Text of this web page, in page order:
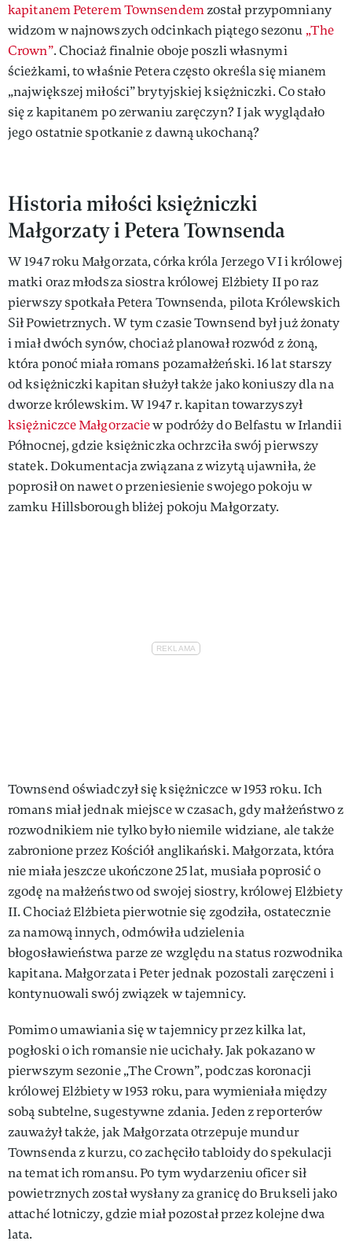
kapitanem Peterem Townsendemzostał przypomniany
widzom w najnowszych odcinkach piątego sezonu „The
Crown”. Chociaż finalnie oboje poszli własnymi
ścieżkami, to właśnie Petera często określa się mianem
„największej miłości” brytyjskiej księżniczki. Co stało
się z kapitanem po zerwaniu zaręczyn? I jak wyglądało
jego ostatnie spotkanie z dawną ukochaną?
Historia miłości księżniczki
Małgorzaty i Petera Townsenda
W 1947 roku Małgorzata, córka króla Jerzego VI i królowej
matki oraz młodsza siostra królowej Elżbiety II po raz
pierwszy spotkała Petera Townsenda, pilota Królewskich
Sił Powietrznych. W tym czasie Townsend był już żonaty
i miał dwóch synów, chociaż planował rozwód z żoną,
która ponoć miała romans pozamałżeński. 16 lat starszy
od księżniczki kapitan służył także jako koniuszy dla na
dworze królewskim. W 1947 r. kapitan towarzyszył
księżniczce Małgorzaciew podróży do Belfastu w Irlandii
Północnej, gdzie księżniczka ochrzciła swój pierwszy
statek. Dokumentacja związana z wizytą ujawniła, że
poprosił on nawet o przeniesienie swojego pokoju w
zamku Hillsborough bliżej pokoju Małgorzaty.
Townsend oświadczył się księżniczce w 1953 roku. Ich
romans miał jednak miejsce w czasach, gdy małżeństwo z
rozwodnikiem nie tylko było niemile widziane, ale także
zabronione przez Kościół anglikański. Małgorzata, która
nie miała jeszcze ukończone 25 lat, musiała poprosić o
zgodę na małżeństwo od swojej siostry, królowej Elżbiety
II. Chociaż Elżbieta pierwotnie się zgodziła, ostatecznie
za namową innych, odmówiła udzielenia
błogosławieństwa parze ze względu na status rozwodnika
kapitana. Małgorzata i Peter jednak pozostali zaręczeni i
kontynuowali swój związek w tajemnicy.
Pomimo umawiania się w tajemnicy przez kilka lat,
pogłoski o ich romansie nie ucichały. Jak pokazano w
pierwszym sezonie „The Crown”, podczas koronacji
królowej Elżbiety w 1953 roku, para wymieniała między
sobą subtelne, sugestywne zdania. Jeden z reporterów
zauważył także, jak Małgorzata otrzepuje mundur
Townsenda z kurzu, co zachęciło tabloidy do spekulacji
na temat ich romansu. Po tym wydarzeniu oficer sił
powietrznych został wysłany za granicę do Brukseli jako
attaché lotniczy, gdzie miał pozostał przez kolejne dwa
lata.